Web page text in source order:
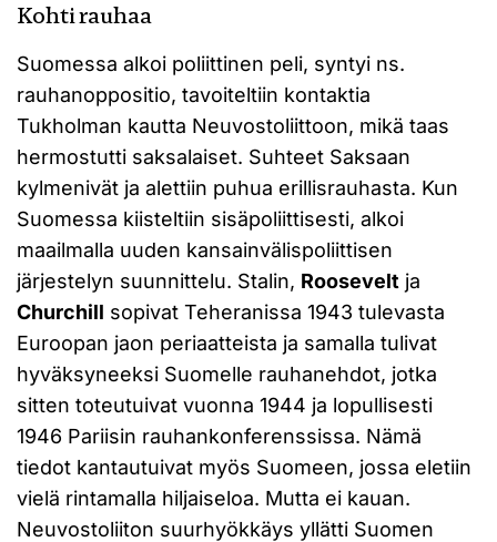
Kohti rauhaa
Suomessa alkoi poliittinen peli, syntyi ns.
rauhanoppositio, tavoiteltiin kontaktia
Tukholman kautta Neuvostoliittoon, mikä taas
hermostutti saksalaiset. Suhteet Saksaan
kylmenivät ja alettiin puhua erillisrauhasta. Kun
Suomessa kiisteltiin sisäpoliittisesti, alkoi
maailmalla uuden kansainvälispoliittisen
järjestelyn suunnittelu. Stalin, Roosevelt ja
Churchill sopivat Teheranissa 1943 tulevasta
Euroopan jaon periaatteista ja samalla tulivat
hyväksyneeksi Suomelle rauhanehdot, jotka
sitten toteutuivat vuonna 1944 ja lopullisesti
1946 Pariisin rauhankonferenssissa. Nämä
tiedot kantautuivat myös Suomeen, jossa eletiin
vielä rintamalla hiljaiseloa. Mutta ei kauan.
Neuvostoliiton suurhyökkäys yllätti Suomen